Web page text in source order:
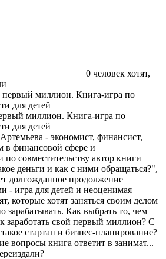
0 человек хотят,
миллион. Книга-игра по
для детей
- экономист, финансист,
в финансовой сфере и
по совместительству автор книги
деньги и как с ними обращаться?",
долгожданное продолжение
- игра для детей и неоценимая
которые хотят заняться своим делом
зарабатывать. Как выбрать то, чем
заработать свой первый миллион? С
стартап и бизнес-планирование?
вопросы книга ответит в занимат...